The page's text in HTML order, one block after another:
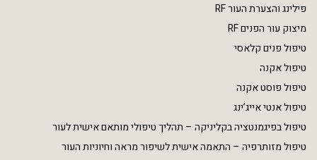
פילינג והצערת העור RF
מיצוק עור הפנים RF
טיפול פנים קלאסי
טיפול אקנה
טיפול פוסט אקנה
טיפול אנטי אייג’ינג
טיפול בפיגמנטציה בקליניקה – תהליך טיפולי מותאם אישית לעור
טיפול מזותרפיה – התאמה אישית לשיפור מראה וחיוניות העור